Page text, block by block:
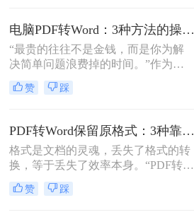
疼：一份精心排版的报告、合同或方
案，转换后却面目全非，表格错位、
字体变异、版面混乱，不得不花费大
量时间重新调整。
电脑PDF转Word：3种方法的操作步骤和常见报错处理！
“最贵的往往不是金钱，而是你为解
决简单问题浪费掉的时间。”作为专
注电脑办公软件测评多年的博
主，“电脑怎么将pdf转换成word免
背后，是无数职场人和内容创作者面
对合同、报告、文献时，渴望高效提
取、编辑信息的真切需求。
赞 踩
PDF转Word保留原格式：3种靠谱方法的关键参数配置！
格式是文档的灵魂，丢失了格式的转
换，等于丢失了效率本身。“PDF转完
Word，排版全乱了，还不如自己重打
一遍！”这是小编在后台收到最多的
赞 踩